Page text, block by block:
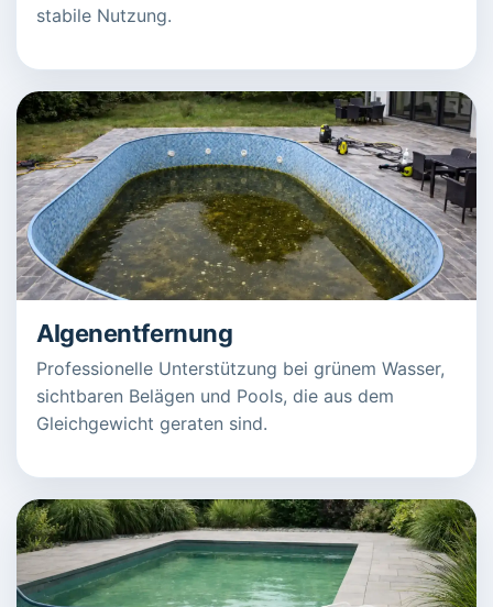
stabile Nutzung.
Algenentfernung
Professionelle Unterstützung bei grünem Wasser,
sichtbaren Belägen und Pools, die aus dem
Gleichgewicht geraten sind.